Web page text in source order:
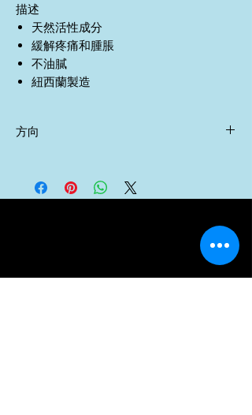
描述
天然活性成分
緩解疼痛和腫脹
不油膩
紐西蘭製造
方向
日使用。僅限外用。避免接觸眼睛。請勿
用於開放性傷口或皮膚感染部位。不建議
地方。如果症狀持續，請諮詢您的醫療保